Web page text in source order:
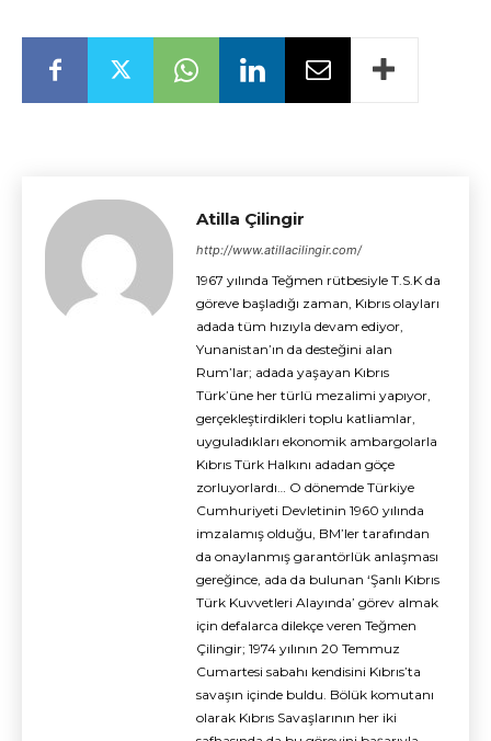
Atilla Çilingir
http://www.atillacilingir.com/
1967 yılında Teğmen rütbesiyle T.S.K da
göreve başladığı zaman, Kıbrıs olayları
adada tüm hızıyla devam ediyor,
Yunanistan’ın da desteğini alan
Rum’lar; adada yaşayan Kıbrıs
Türk’üne her türlü mezalimi yapıyor,
gerçekleştirdikleri toplu katliamlar,
uyguladıkları ekonomik ambargolarla
Kıbrıs Türk Halkını adadan göçe
zorluyorlardı… O dönemde Türkiye
Cumhuriyeti Devletinin 1960 yılında
imzalamış olduğu, BM’ler tarafından
da onaylanmış garantörlük anlaşması
gereğince, ada da bulunan ‘Şanlı Kıbrıs
Türk Kuvvetleri Alayında’ görev almak
için defalarca dilekçe veren Teğmen
Çilingir; 1974 yılının 20 Temmuz
Cumartesi sabahı kendisini Kıbrıs’ta
savaşın içinde buldu. Bölük komutanı
olarak Kıbrıs Savaşlarının her iki